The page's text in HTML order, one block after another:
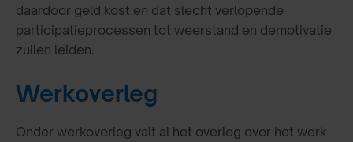
daardoor geld kost en dat slecht verlopende
participatieprocessen tot weerstand en demotivatie
zullen leiden.
Werkoverleg
Onder werkoverleg valt al het overleg over het werk